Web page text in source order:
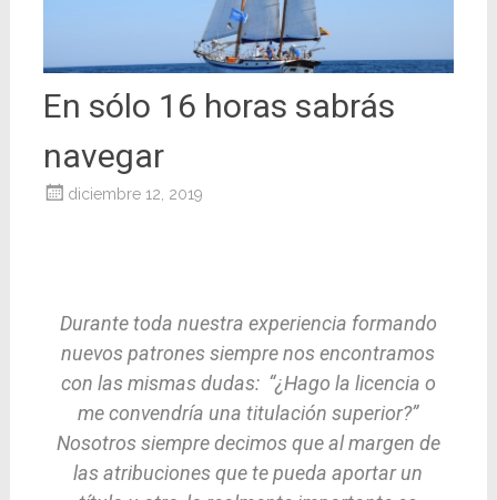
En sólo 16 horas sabrás
navegar
diciembre 12, 2019
Durante toda nuestra experiencia formando
nuevos patrones siempre nos encontramos
con las mismas dudas: “¿Hago la licencia o
me convendría una titulación superior?”
Nosotros siempre decimos que al margen de
las atribuciones que te pueda aportar un